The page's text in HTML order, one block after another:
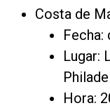
Costa de
Fecha:
Lugar:
Hora: